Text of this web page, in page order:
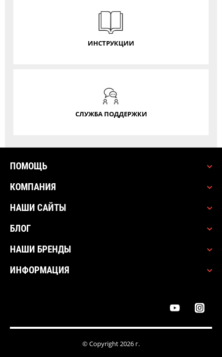
ИНСТРУКЦИИ
СЛУЖБА ПОДДЕРЖКИ
ПОМОЩЬ
КОМПАНИЯ
НАШИ САЙТЫ
БЛОГ
НАШИ БРЕНДЫ
ИНФОРМАЦИЯ
© Copyright 2026 г.